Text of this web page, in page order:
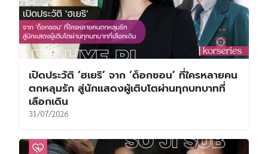
เปิดประวัติ ‘ฮเยริ’ จาก ‘ด็อกซอน’ ที่ใครหลายคน
ตกหลุมรัก สู่นักแสดงผู้เติบโตผ่านทุกบทบาทที่
เลือกเดิน
31/07/2026